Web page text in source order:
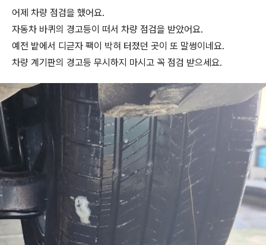
어제 차량 점검을 했어요.
자동차 바퀴의 경고등이 떠서 차량 점검을 받았어요.
예전 밭에서 디귿자 팩이 박혀 터졌던 곳이 또 말썽이네요.
차량 계기판의 경고등 무시하지 마시고 꼭 점검 받으세요.